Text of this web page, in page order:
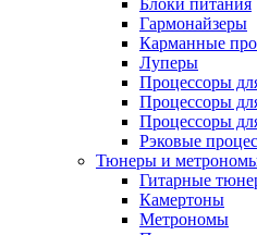
Блоки питания
Гармонайзеры
Карманные
Луперы
Процессоры
Процессоры
Процессоры
Рэковые
Тюнеры и
Гитарные
Камертоны
Метрономы